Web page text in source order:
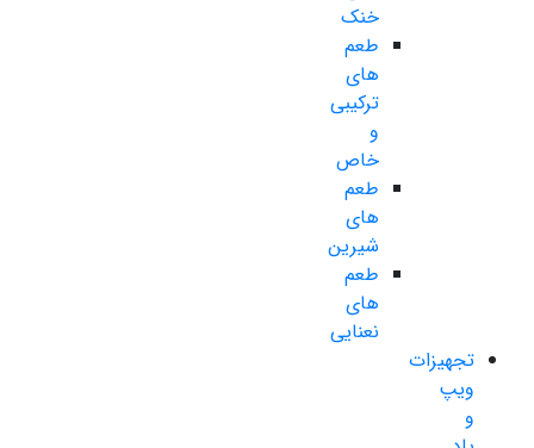
خنک
طعم
های
ترکیبی
و
خاص
طعم
های
شیرین
طعم
های
نعنایی
تجهیزات
ویپ
و